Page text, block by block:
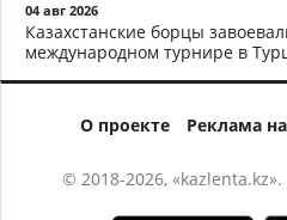
04 авг 2026
Казахстанские борцы
международном турнире в
О проекте Реклама
© 2018-2026,